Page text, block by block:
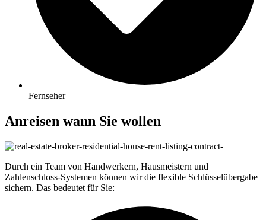
Fernseher
Anreisen wann Sie wollen
Durch ein Team von Handwerkern, Hausmeistern und
Zahlenschloss-Systemen können wir die flexible Schlüsselübergabe
sichern. Das bedeutet für Sie: